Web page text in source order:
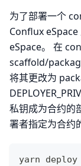
为了部署一个
Conflux
eSpace。 在
scaffold/
将其更改为
私钥成为合约的
署者指定为合约
yarn deploy